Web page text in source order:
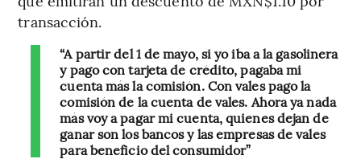
transacción.
“A partir del 1 de mayo, si yo iba a la gasolinera
y pago con tarjeta de crédito, pagaba mi
cuenta más la comisión. Con vales pago la
comisión de la cuenta de vales. Ahora ya nada
más voy a pagar mi cuenta, quienes dejan de
ganar son los bancos y las empresas de vales
para beneficio del consumidor”